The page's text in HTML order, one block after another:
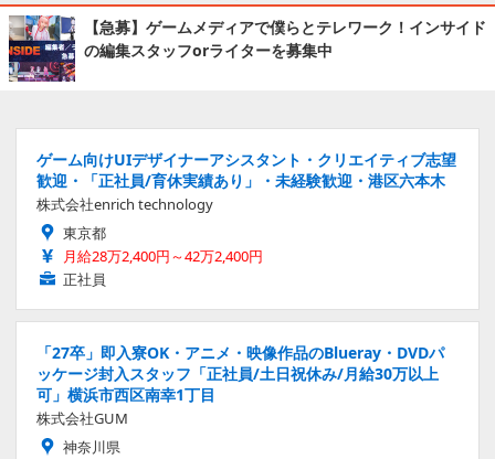
【急募】ゲームメディアで僕らとテレワーク！インサイド
の編集スタッフorライターを募集中
ゲーム向けUIデザイナーアシスタント・クリエイティブ志望
歓迎・「正社員/育休実績あり」・未経験歓迎・港区六本木
株式会社enrich technology
東京都
月給28万2,400円～42万2,400円
正社員
「27卒」即入寮OK・アニメ・映像作品のBlueray・DVDパ
ッケージ封入スタッフ「正社員/土日祝休み/月給30万以上
可」横浜市西区南幸1丁目
株式会社GUM
神奈川県